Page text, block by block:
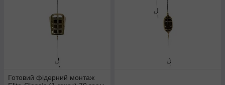
Готовий фідерний монтаж